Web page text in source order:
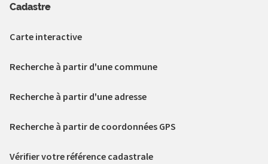
Cadastre
Carte interactive
Recherche à partir d'une commune
Recherche à partir d'une adresse
Recherche à partir de coordonnées GPS
Vérifier votre référence cadastrale